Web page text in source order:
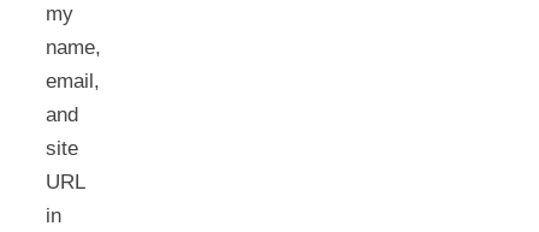
my
name,
email,
and
site
URL
in